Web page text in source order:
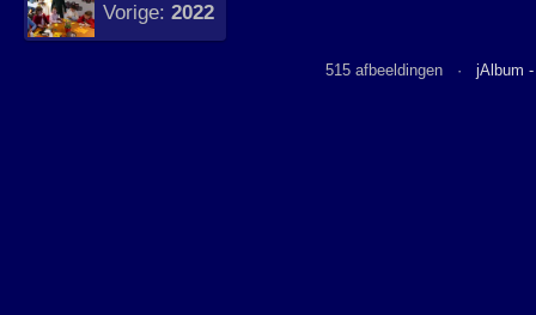
Vorige: 2022
515 afbeeldingen · jAlbum